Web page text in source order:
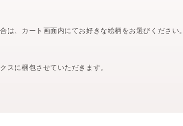
、カート画面内にてお好きな絵柄をお選びください。
に梱包させていただきます。